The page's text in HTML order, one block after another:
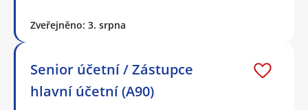
Zveřejněno: 3. srpna
Senior účetní / Zástupce
hlavní účetní (A90)